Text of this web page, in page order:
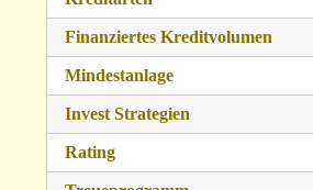
Finanziertes Kreditvolumen
Mindestanlage
Invest Strategien
Rating